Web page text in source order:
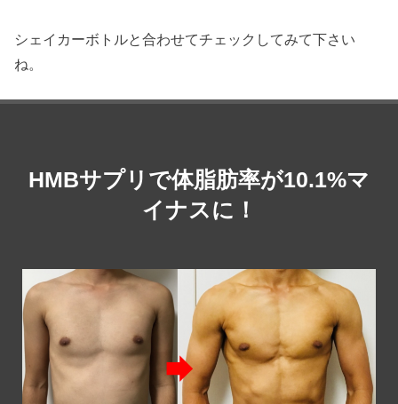
シェイカーボトルと合わせてチェックしてみて下さい
ね。
HMBサプリで体脂肪率が10.1%マ
イナスに！